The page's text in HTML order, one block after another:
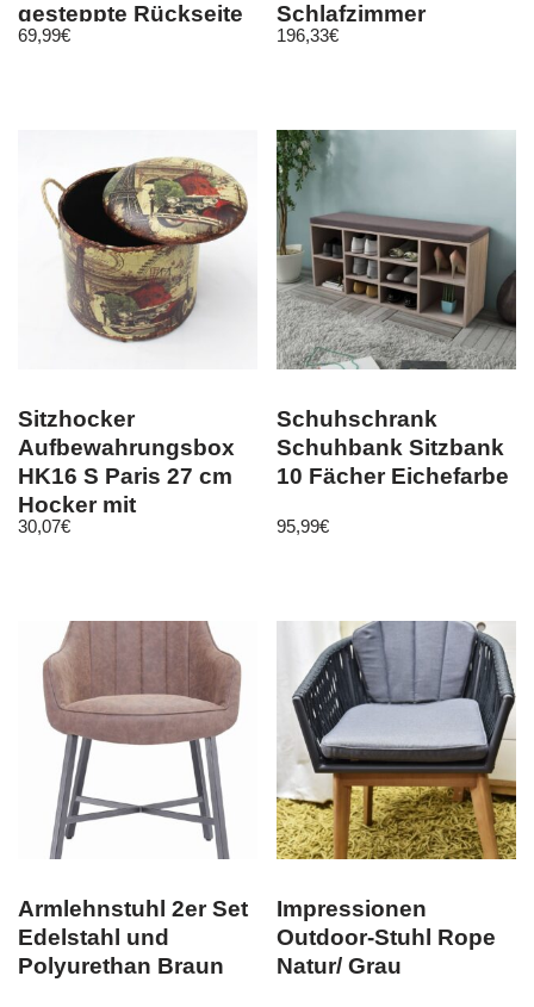
gesteppte Rückseite
rot
69,99€
Schlafzimmer
Flurbank Samt
196,33€
Sitzhocker
Aufbewahrungsbox
HK16 S Paris 27 cm
Hocker mit
Kunstleder
30,07€
Schuhschrank
Schuhbank Sitzbank
10 Fächer Eichefarbe
95,99€
Armlehnstuhl 2er Set
Edelstahl und
Polyurethan Braun
Impressionen
Outdoor-Stuhl Rope
Natur/ Grau